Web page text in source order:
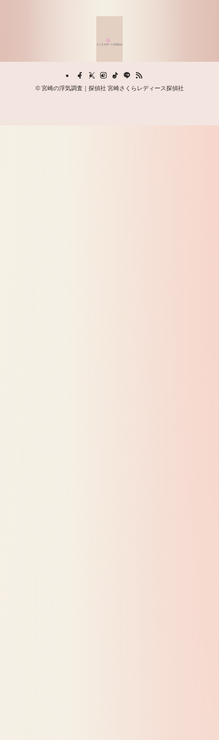
©宮崎の浮気調査｜探偵社 宮崎さくらレディース探偵社